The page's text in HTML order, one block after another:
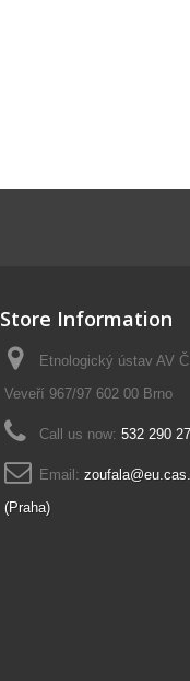
Store Information
Etnologický ústav AV
Veveří 967/97 602 00 Brno
Call us now: 532 290
Email:
(Praha)